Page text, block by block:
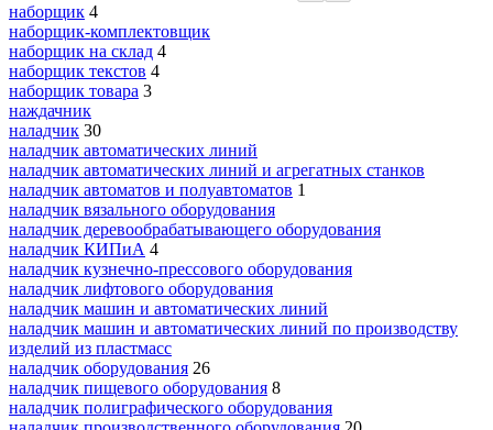
наборщик 4
наборщик-комплектовщик
наборщик на склад 4
наборщик текстов 4
наборщик товара 3
наждачник
наладчик 30
наладчик автоматических линий
наладчик автоматических линий и агрегатных станков
наладчик автоматов и полуавтоматов 1
наладчик вязального оборудования
наладчик деревообрабатывающего оборудования
наладчик КИПиА 4
наладчик кузнечно-прессового оборудования
наладчик лифтового оборудования
наладчик машин и автоматических линий
наладчик машин и автоматических линий по производству
изделий из пластмасс
наладчик оборудования 26
наладчик пищевого оборудования 8
наладчик полиграфического оборудования